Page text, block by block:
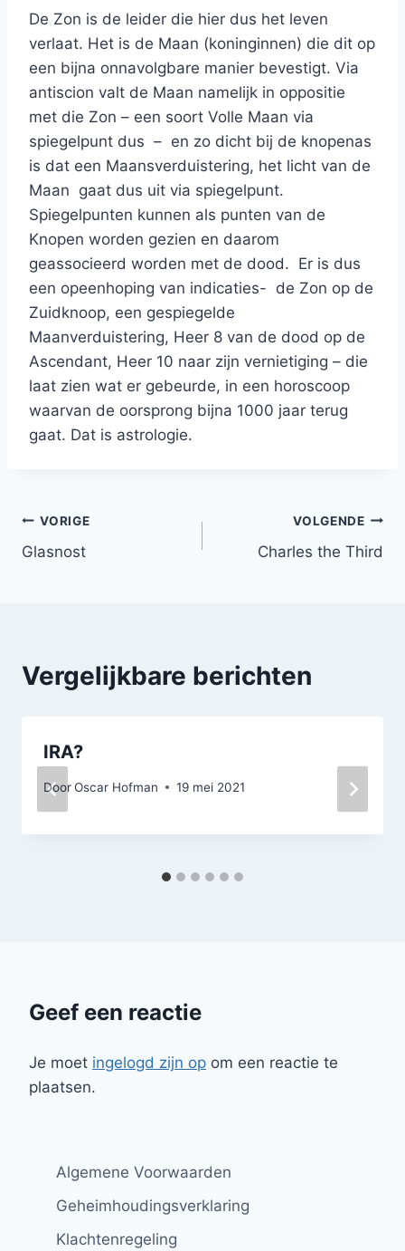
De Zon is de leider die hier dus het leven
verlaat. Het is de Maan (koninginnen) die dit op
een bijna onnavolgbare manier bevestigt. Via
antiscion valt de Maan namelijk in oppositie
met die Zon – een soort Volle Maan via
spiegelpunt dus – en zo dicht bij de knopenas
is dat een Maansverduistering, het licht van de
Maan gaat dus uit via spiegelpunt.
Spiegelpunten kunnen als punten van de
Knopen worden gezien en daarom
geassocieerd worden met de dood. Er is dus
een opeenhoping van indicaties- de Zon op de
Zuidknoop, een gespiegelde
Maanverduistering, Heer 8 van de dood op de
Ascendant, Heer 10 naar zijn vernietiging – die
laat zien wat er gebeurde, in een horoscoop
waarvan de oorsprong bijna 1000 jaar terug
gaat. Dat is astrologie.
Bericht
navigatie
VORIGE
Glasnost
VOLGENDE
Charles the Third
Vergelijkbare berichten
IRA?
DoorOscar Hofman 19 mei 2021
Geef een reactie
Je moet ingelogd zijn op om een reactie te
plaatsen.
Algemene Voorwaarden
Geheimhoudingsverklaring
Klachtenregeling